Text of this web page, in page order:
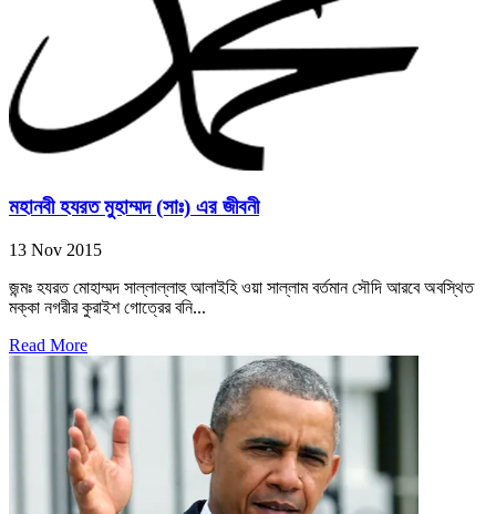
মহানবী হযরত মুহাম্মদ (সাঃ) এর জীবনী
13 Nov 2015
জন্মঃ হযরত মোহাম্মদ সাল্লাল্লাহু আলাইহি ওয়া সাল্লাম বর্তমান সৌদি আরবে অবস্থিত
মক্কা নগরীর কুরাইশ গোত্রের বনি...
Read More